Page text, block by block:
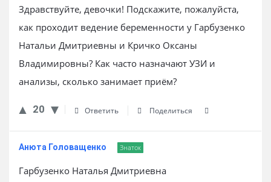
Здравствуйте, девочки! Подскажите, пожалуйста,
как проходит ведение беременности у Гарбузенко
Натальи Дмитриевны и Кричко Оксаны
Владимировны? Как часто назначают УЗИ и
анализы, сколько занимает приём?
20 Ответить Поделиться
Анюта Головащенко Знаток
Гарбузенко Наталья Дмитриевна